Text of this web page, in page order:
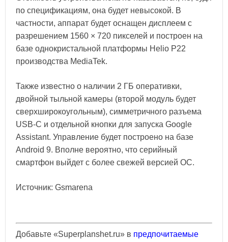
по спецификациям, она будет невысокой. В
частности, аппарат будет оснащен дисплеем с
разрешением 1560 × 720 пикселей и построен на
базе однокристальной платформы Helio P22
производства MediaTek.
Также известно о наличии 2 ГБ оперативки,
двойной тыльной камеры (второй модуль будет
сверхширокоугольным), симметричного разъема
USB-C и отдельной кнопки для запуска Google
Assistant. Управление будет построено на базе
Android 9. Вполне вероятно, что серийный
смартфон выйдет с более свежей версией ОС.
Источник: Gsmarena
Добавьте «Superplanshet.ru» в предпочитаемые